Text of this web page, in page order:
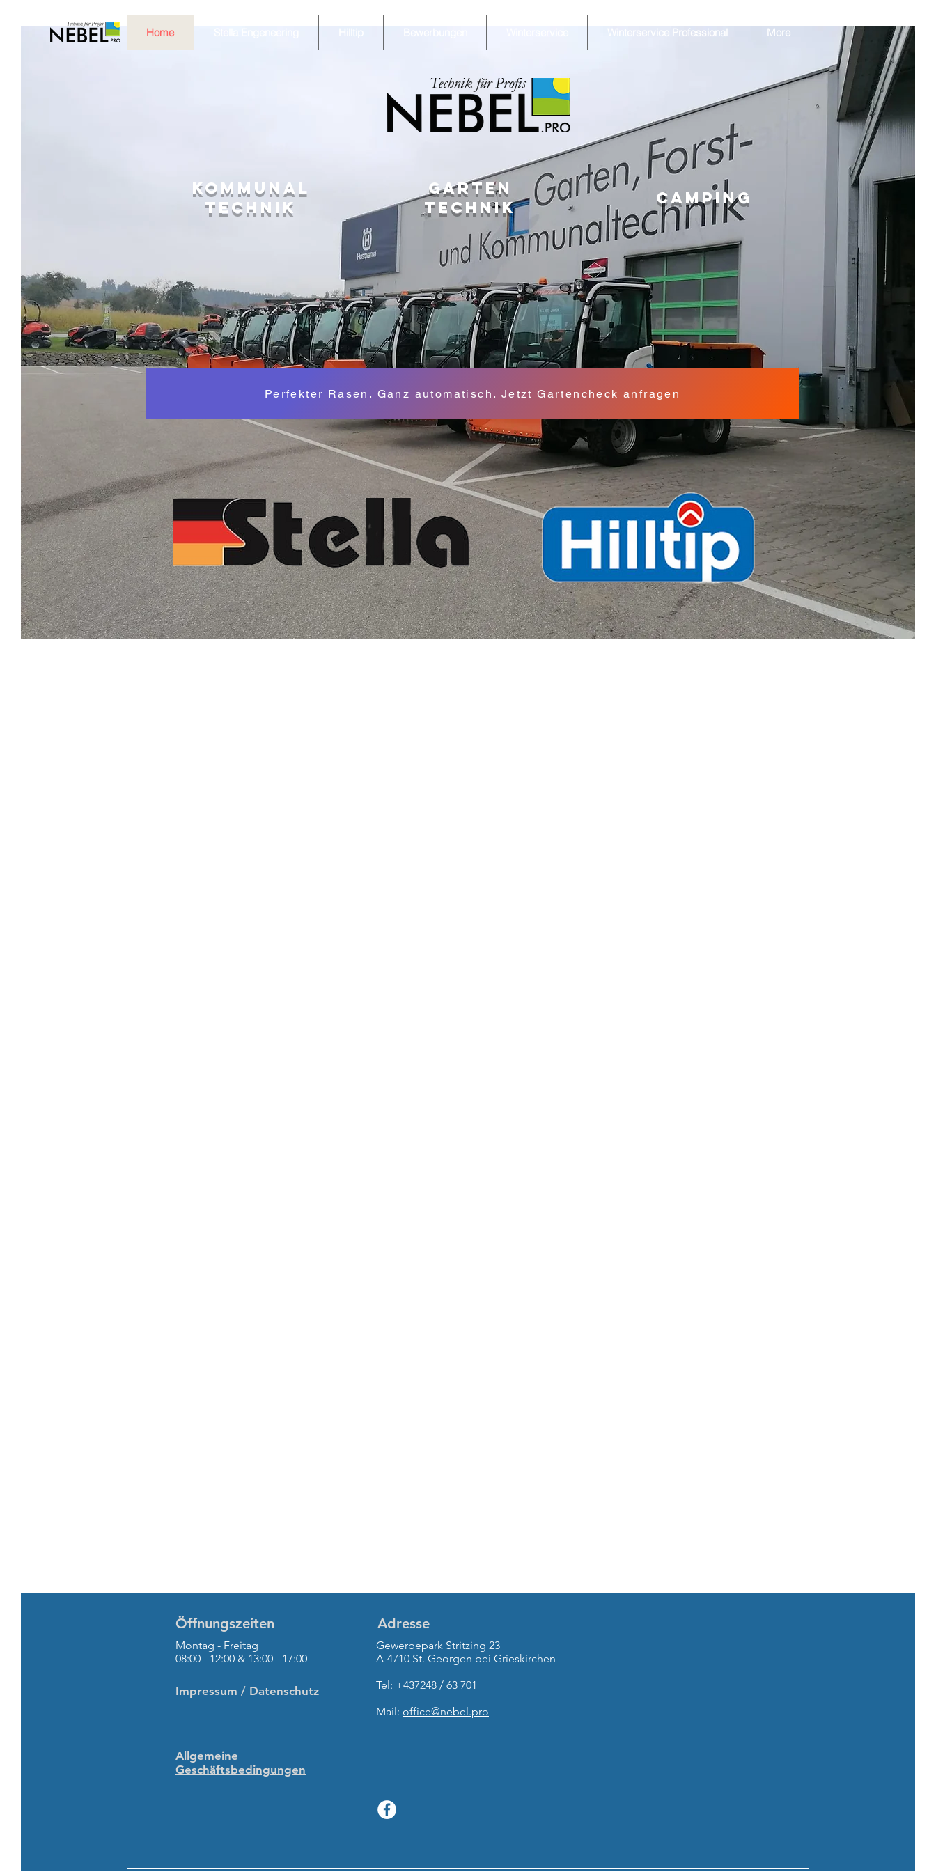
Home Winterservice Professional More
Kommunal
Technik
Garten
Technik
Camping
Perfekter Rasen. Ganz automatisch. Jetzt Gartencheck anfragen
IHR Importeur für:
Öffnungszeiten
Montag - Freitag
08:00 - 12:00 & 13:00 - 17:00
Impressum / Datenschutz
Adresse
Gewerbepark Stritzing 23
A-4710 St. Georgen bei Grieskirchen
Tel: +437248 / 63 701
Mail: office@nebel.pro
Allgemeine
Geschäftsbedingungen